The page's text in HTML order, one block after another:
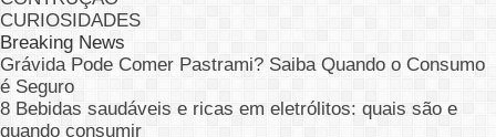
CURIOSIDADES
Breaking News
Grávida Pode Comer Pastrami? Saiba Quando o Consumo
é Seguro
8 Bebidas saudáveis e ricas em eletrólitos: quais são e
quando consumir